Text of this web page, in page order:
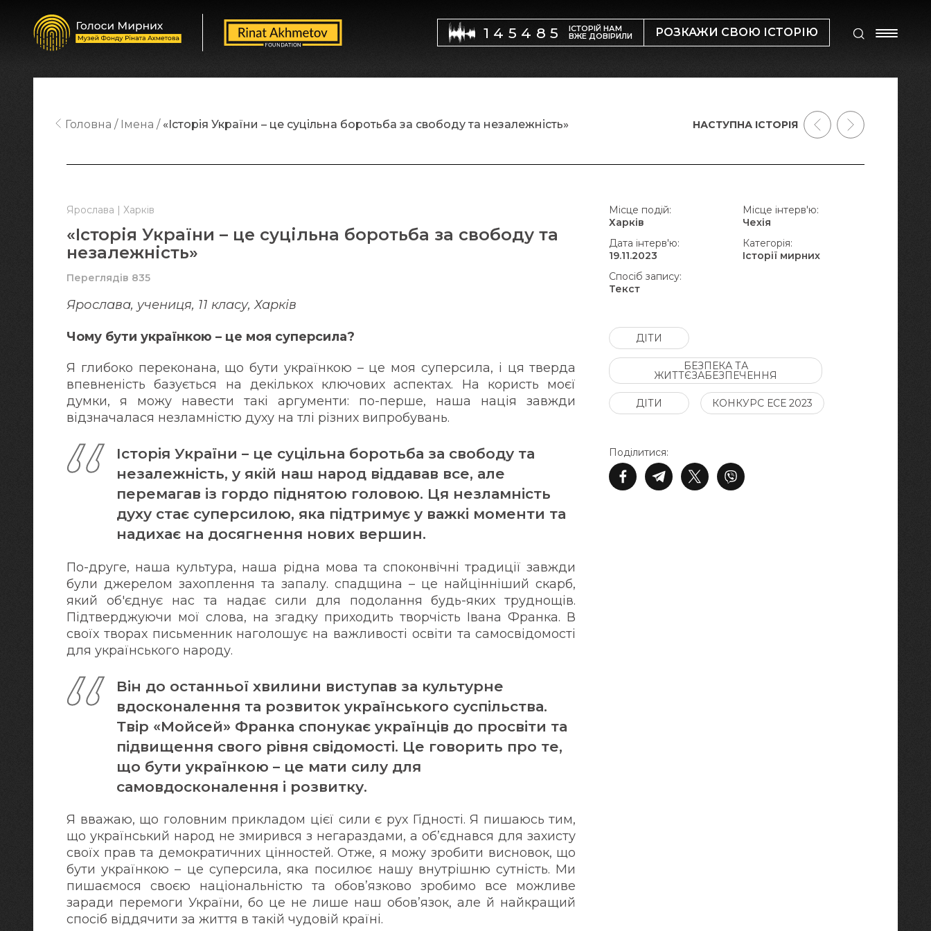
145485 ІСТОРІЙ НАМ
ВЖЕ ДОВІРИЛИ РОЗКАЖИ СВОЮ ІСТОРІЮ
Ярослава | Харків
«Історія України – це суцільна боротьба за свободу та
незалежність»
Переглядів 835
Ярослава, учениця, 11 класу, Харків
Чому бути українкою – це моя суперсила?
Я глибоко переконана, що бути українкою – це моя суперсила, і ця тверда
впевненість базується на декількох ключових аспектах. На користь моєї
думки, я можу навести такі аргументи: по-перше, наша нація завжди
відзначалася незламністю духу на тлі різних випробувань.
Історія України – це суцільна боротьба за свободу та
незалежність, у якій наш народ віддавав все, але
перемагав із гордо піднятою головою. Ця незламність
духу стає суперсилою, яка підтримує у важкі моменти та
надихає на досягнення нових вершин.
По-друге, наша культура, наша рідна мова та споконвічні традиції завжди
були джерелом захоплення та запалу. спадщина – це найцінніший скарб,
який об'єднує нас та надає сили для подолання будь-яких труднощів.
Підтверджуючи мої слова, на згадку приходить творчість Івана Франка. В
своїх творах письменник наголошує на важливості освіти та самосвідомості
для українського народу.
Він до останньої хвилини виступав за культурне
вдосконалення та розвиток українського суспільства.
Твір «Мойсей» Франка спонукає українців до просвіти та
підвищення свого рівня свідомості. Це говорить про те,
що бути українкою – це мати силу для
самовдосконалення і розвитку.
Я вважаю, що головним прикладом цієї сили є рух Гідності. Я пишаюсь тим,
що український народ не змирився з негараздами, а об’єднався для захисту
своїх прав та демократичних цінностей. Отже, я можу зробити висновок, що
бути українкою – це суперсила, яка посилює нашу внутрішню сутність. Ми
пишаємося своєю національністю та обов’язково зробимо все можливе
заради перемоги України, бо це не лише наш обов’язок, але й найкращий
спосіб віддячити за життя в такій чудовій країні.
Головна Імена «Історія України – це суцільна боротьба за свободу та незалежність»
Поділитися:
Місце подій:
Харків
Місце інтерв'ю:
Чехія
Дата інтерв'ю:
19.11.2023
Категорія:
Історії мирних
Спосіб запису:
Текст
ДІТИ
БЕЗПЕКА ТА
ЖИТТЄЗАБЕЗПЕЧЕННЯ
ДІТИ КОНКУРС ЕСЕ 2023
НАСТУПНА ІСТОРІЯ